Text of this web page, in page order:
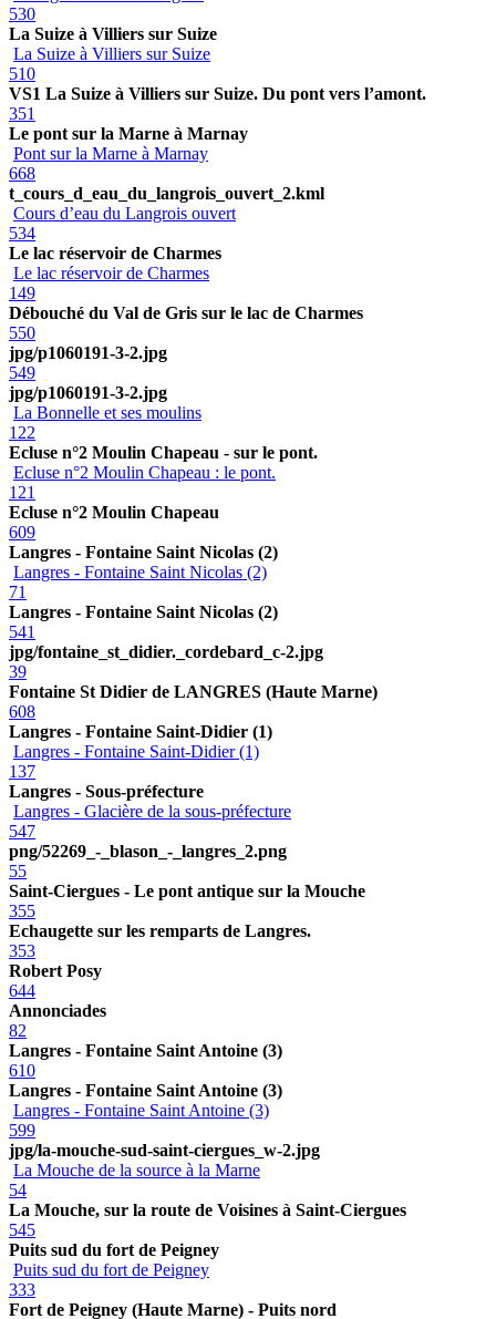
530
La Suize à Villiers sur Suize
La Suize à Villiers sur Suize
510
VS1 La Suize à Villiers sur Suize. Du pont vers l’amont.
351
Le pont sur la Marne à Marnay
Pont sur la Marne à Marnay
668
t_cours_d_eau_du_langrois_ouvert_2.kml
Cours d’eau du Langrois ouvert
534
Le lac réservoir de Charmes
Le lac réservoir de Charmes
149
Débouché du Val de Gris sur le lac de Charmes
550
jpg/p1060191-3-2.jpg
549
jpg/p1060191-3-2.jpg
La Bonnelle et ses moulins
122
Ecluse n°2 Moulin Chapeau - sur le pont.
Ecluse n°2 Moulin Chapeau : le pont.
121
Ecluse n°2 Moulin Chapeau
609
Langres - Fontaine Saint Nicolas (2)
Langres - Fontaine Saint Nicolas (2)
71
Langres - Fontaine Saint Nicolas (2)
541
jpg/fontaine_st_didier._cordebard_c-2.jpg
39
Fontaine St Didier de LANGRES (Haute Marne)
608
Langres - Fontaine Saint-Didier (1)
Langres - Fontaine Saint-Didier (1)
137
Langres - Sous-préfecture
Langres - Glacière de la sous-préfecture
547
png/52269_-_blason_-_langres_2.png
55
Saint-Ciergues - Le pont antique sur la Mouche
355
Echaugette sur les remparts de Langres.
353
Robert Posy
644
Annonciades
82
Langres - Fontaine Saint Antoine (3)
610
Langres - Fontaine Saint Antoine (3)
Langres - Fontaine Saint Antoine (3)
599
jpg/la-mouche-sud-saint-ciergues_w-2.jpg
La Mouche de la source à la Marne
54
La Mouche, sur la route de Voisines à Saint-Ciergues
545
Puits sud du fort de Peigney
Puits sud du fort de Peigney
333
Fort de Peigney (Haute Marne) - Puits nord